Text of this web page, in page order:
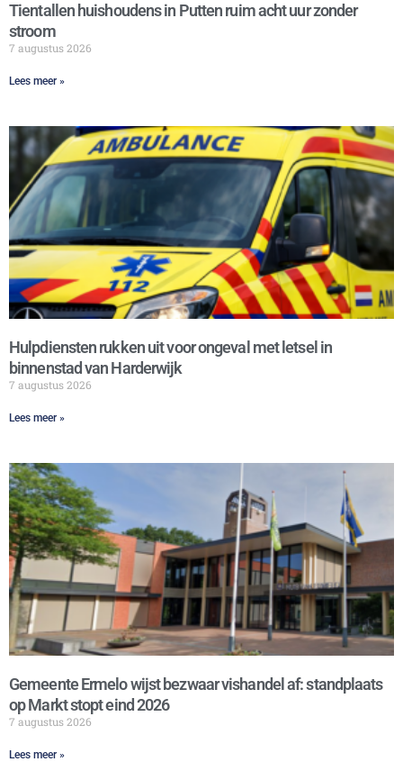
Tientallen huishoudens in Putten ruim acht uur zonder
stroom
7 augustus 2026
Lees meer »
Hulpdiensten rukken uit voor ongeval met letsel in
binnenstad van Harderwijk
7 augustus 2026
Lees meer »
Gemeente Ermelo wijst bezwaar vishandel af: standplaats
op Markt stopt eind 2026
7 augustus 2026
Lees meer »